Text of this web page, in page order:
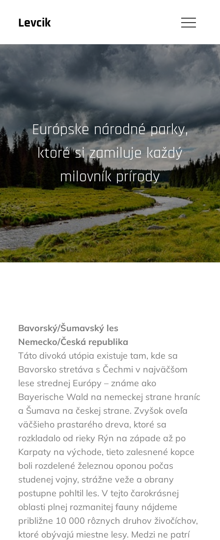
Levcik
Európske národné parky,
ktoré si zamiluje každý
milovník prírody
Bavorský/Šumavský les
Nemecko/Česká republika
Táto divoká utópia existuje tam, kde sa
Bavorsko stretáva s Čechmi v najväčšom
lese strednej Európy – známe ako
Bayerische Wald na nemeckej strane hraníc
a Šumava na českej strane. Zvyšok oveľa
väčšieho prastarého dreva, ktoré sa
rozkladalo od rieky Rýn na západe až po
Karpaty na východe, tieto zalesnené kopce
boli rozdelené železnou oponou počas
studenej vojny, strážne veže a obrany
postupne pohltil les. V tejto čarokrásnej
oblasti plnej rozmanitej fauny nájdeme
približne 10 000 rôznych druhov živočíchov,
ktoré obývajú miestne lesy. Medzi ne patrí